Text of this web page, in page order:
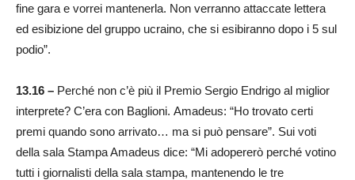
fine gara e vorrei mantenerla. Non verranno attaccate lettera
ed esibizione del gruppo ucraino, che si esibiranno dopo i 5 sul
podio”.
13.16 – Perché non c’è più il Premio Sergio Endrigo al miglior
interprete? C’era con Baglioni. Amadeus: “Ho trovato certi
premi quando sono arrivato… ma si può pensare”. Sui voti
della sala Stampa Amadeus dice: “Mi adopererò perché votino
tutti i giornalisti della sala stampa, mantenendo le tre